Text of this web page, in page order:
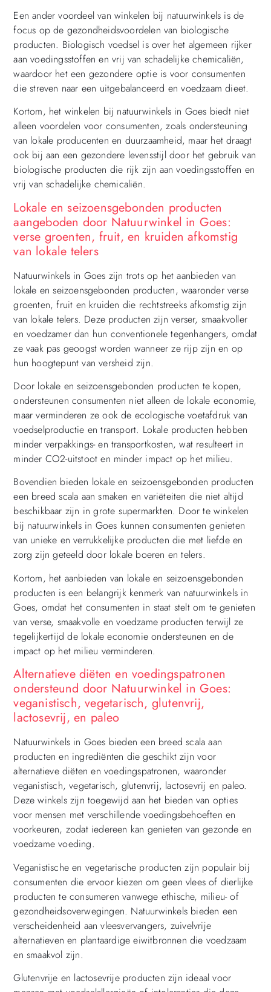
Een ander voordeel van winkelen bij natuurwinkels is de
focus op de gezondheidsvoordelen van biologische
producten. Biologisch voedsel is over het algemeen rijker
aan voedingsstoffen en vrij van schadelijke chemicaliën,
waardoor het een gezondere optie is voor consumenten
die streven naar een uitgebalanceerd en voedzaam dieet.
Kortom, het winkelen bij natuurwinkels in Goes biedt niet
alleen voordelen voor consumenten, zoals ondersteuning
van lokale producenten en duurzaamheid, maar het draagt
ook bij aan een gezondere levensstijl door het gebruik van
biologische producten die rijk zijn aan voedingsstoffen en
vrij van schadelijke chemicaliën.
Lokale en seizoensgebonden producten
aangeboden door Natuurwinkel in Goes:
verse groenten, fruit, en kruiden afkomstig
van lokale telers
Natuurwinkels in Goes zijn trots op het aanbieden van
lokale en seizoensgebonden producten, waaronder verse
groenten, fruit en kruiden die rechtstreeks afkomstig zijn
van lokale telers. Deze producten zijn verser, smaakvoller
en voedzamer dan hun conventionele tegenhangers, omdat
ze vaak pas geoogst worden wanneer ze rijp zijn en op
hun hoogtepunt van versheid zijn.
Door lokale en seizoensgebonden producten te kopen,
ondersteunen consumenten niet alleen de lokale economie,
maar verminderen ze ook de ecologische voetafdruk van
voedselproductie en transport. Lokale producten hebben
minder verpakkings- en transportkosten, wat resulteert in
minder CO2-uitstoot en minder impact op het milieu.
Bovendien bieden lokale en seizoensgebonden producten
een breed scala aan smaken en variëteiten die niet altijd
beschikbaar zijn in grote supermarkten. Door te winkelen
bij natuurwinkels in Goes kunnen consumenten genieten
van unieke en verrukkelijke producten die met liefde en
zorg zijn geteeld door lokale boeren en telers.
Kortom, het aanbieden van lokale en seizoensgebonden
producten is een belangrijk kenmerk van natuurwinkels in
Goes, omdat het consumenten in staat stelt om te genieten
van verse, smaakvolle en voedzame producten terwijl ze
tegelijkertijd de lokale economie ondersteunen en de
impact op het milieu verminderen.
Alternatieve diëten en voedingspatronen
ondersteund door Natuurwinkel in Goes:
veganistisch, vegetarisch, glutenvrij,
lactosevrij, en paleo
Natuurwinkels in Goes bieden een breed scala aan
producten en ingrediënten die geschikt zijn voor
alternatieve diëten en voedingspatronen, waaronder
veganistisch, vegetarisch, glutenvrij, lactosevrij en paleo.
Deze winkels zijn toegewijd aan het bieden van opties
voor mensen met verschillende voedingsbehoeften en
voorkeuren, zodat iedereen kan genieten van gezonde en
voedzame voeding.
Veganistische en vegetarische producten zijn populair bij
consumenten die ervoor kiezen om geen vlees of dierlijke
producten te consumeren vanwege ethische, milieu- of
gezondheidsoverwegingen. Natuurwinkels bieden een
verscheidenheid aan vleesvervangers, zuivelvrije
alternatieven en plantaardige eiwitbronnen die voedzaam
en smaakvol zijn.
Glutenvrije en lactosevrije producten zijn ideaal voor